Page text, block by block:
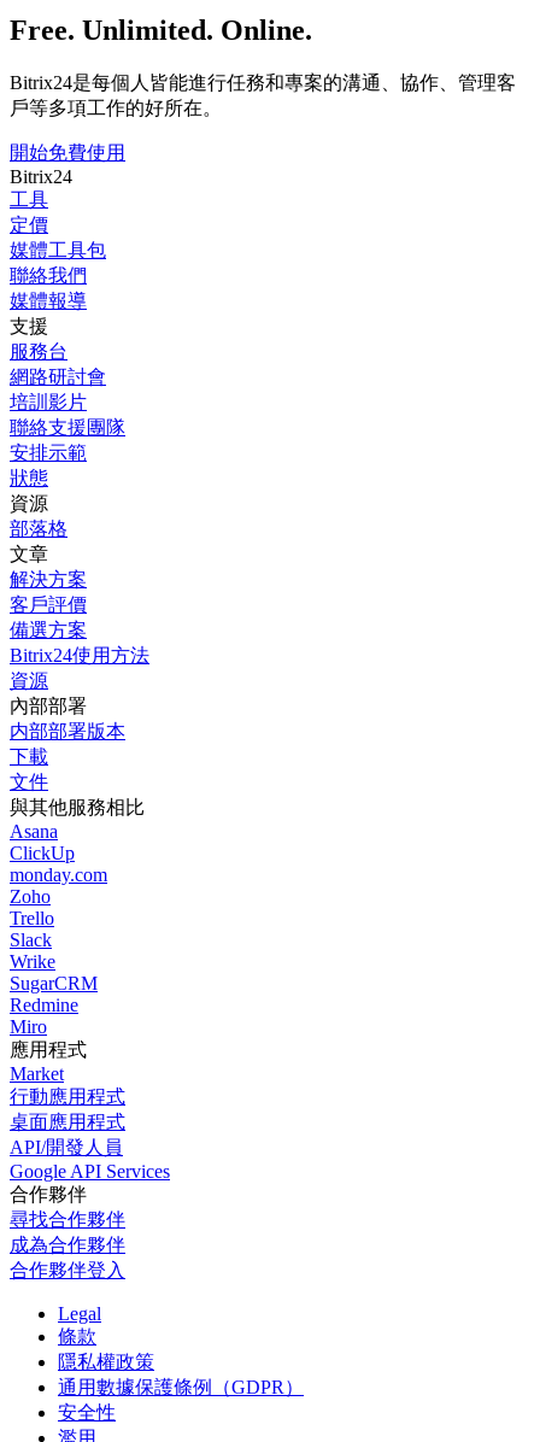
Free. Unlimited. Online.
Bitrix24是每個人皆能進行任務和專案的溝通、協作、管理客
戶等多項工作的好所在。
開始免費使用
Bitrix24
工具
定價
媒體工具包
聯絡我們
媒體報導
支援
服務台
網路研討會
培訓影片
聯絡支援團隊
安排示範
狀態
資源
部落格
文章
解決方案
客戶評價
備選方案
Bitrix24使用方法
資源
內部部署
内部部署版本
下載
文件
與其他服務相比
Asana
ClickUp
monday.com
Zoho
Trello
Slack
Wrike
SugarCRM
Redmine
Miro
應用程式
Market
行動應用程式
桌面應用程式
API/開發人員
Google API Services
合作夥伴
尋找合作夥伴
成為合作夥伴
合作夥伴登入
Legal
條款
隱私權政策
通用數據保護條例（GDPR）
安全性